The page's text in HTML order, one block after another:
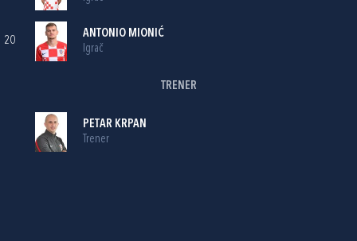
20
ANTONIO MIONIĆ
Igrač
TRENER
PETAR KRPAN
Trener